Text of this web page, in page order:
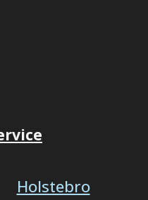
Holstebro